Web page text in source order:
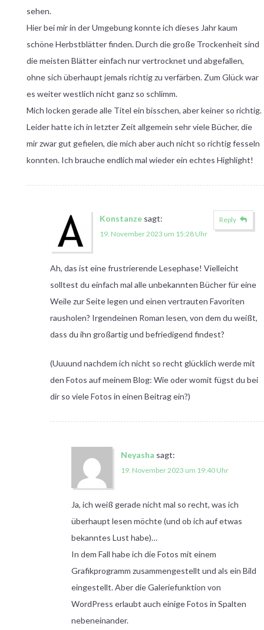
sehen.
Hier bei mir in der Umgebung konnte ich dieses Jahr kaum
schöne Herbstblätter finden. Durch die große Trockenheit sind
die meisten Blätter einfach nur vertrocknet und abgefallen,
ohne sich überhaupt jemals richtig zu verfärben. Zum Glück war
es weiter westlich nicht ganz so schlimm.
Mich locken gerade alle Titel ein bisschen, aber keiner so richtig.
Leider hatte ich in letzter Zeit allgemein sehr viele Bücher, die
mir zwar gut gefielen, die mich aber auch nicht so richtig fesseln
konnten. Ich brauche endlich mal wieder ein echtes Highlight!
Konstanze sagt:
19. November 2023 um 15:28 Uhr
Ah, das ist eine frustrierende Lesephase! Vielleicht
solltest du einfach mal alle unbekannten Bücher für eine
Weile zur Seite legen und einen vertrauten Favoriten
rausholen? Irgendeinen Roman lesen, von dem du weißt,
dass du ihn großartig und befriedigend findest?
(Uuuund nachdem ich nicht so recht glücklich werde mit
den Fotos auf meinem Blog: Wie oder womit fügst du bei
dir so viele Fotos in einen Beitrag ein?)
Reply
Neyasha sagt:
19. November 2023 um 19:40 Uhr
Ja, ich weiß gerade nicht mal so recht, was ich
überhaupt lesen möchte (und ob ich auf etwas
bekanntes Lust habe)…
In dem Fall habe ich die Fotos mit einem
Grafikprogramm zusammengestellt und als ein Bild
eingestellt. Aber die Galeriefunktion von
WordPress erlaubt auch einige Fotos in Spalten
nebeneinander.